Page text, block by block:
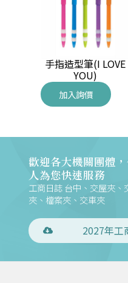
手指造型筆(I LOVE
YOU)
加入詢價
歡迎各大機關團體
人為您快速服務
工商日誌 台中、交屋夾
夾、檔案夾、交車夾
2027年工